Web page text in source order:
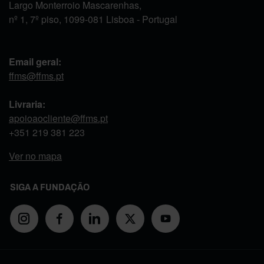
Largo Monterroio Mascarenhas,
nº 1, 7º piso, 1099-081 Lisboa - Portugal
Email geral:
ffms@ffms.pt
Livraria:
apoioaocliente@ffms.pt
+351 219 381 223
Ver no mapa
SIGA A FUNDAÇÃO